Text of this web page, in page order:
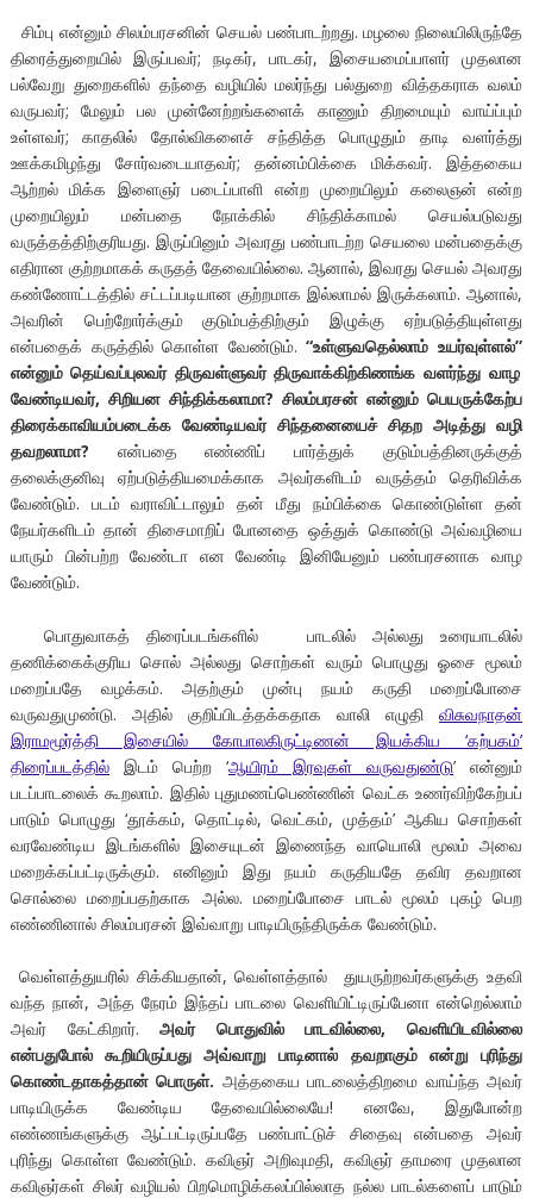
சிம்பு என்னும் சிலம்பரசனின் செயல் பண்பாடற்றது. மழலை நிலையிலிருந்தே
திரைத்துறையில் இருப்பவர்; நடிகர், பாடகர், இசையமைப்பாளர் முதலான
பல்வேறு துறைகளில் தந்தை வழியில் மலர்ந்து பல்துறை வித்தகராக வலம்
வருபவர்; மேலும் பல முன்னேற்றங்களைக் காணும் திறமையும் வாய்ப்பும்
உள்ளவர்; காதலில் தோல்விகளைச் சந்தித்த பொழுதும் தாடி வளர்த்து
ஊக்கமிழந்து சோர்வடையாதவர்; தன்னம்பிக்கை மிக்கவர். இத்தகைய
ஆற்றல் மிக்க இளைஞர் படைப்பாளி என்ற முறையிலும் கலைஞன் என்ற
முறையிலும் மன்பதை நோக்கில் சிந்திக்காமல் செயல்படுவது
வருத்தத்திற்குரியது. இருப்பினும் அவரது பண்பாடற்ற செயலை மன்பதைக்கு
எதிரான குற்றமாகக் கருதத் தேவையில்லை. ஆனால், இவரது செயல் அவரது
கண்ணோட்டத்தில் சட்டப்படியான குற்றமாக இல்லாமல் இருக்கலாம். ஆனால்,
அவரின் பெற்றோர்க்கும் குடும்பத்திற்கும் இழுக்கு ஏற்படுத்தியுள்ளது
என்பதைக் கருத்தில் கொள்ள வேண்டும்.“உள்ளுவதெல்லாம் உயர்வுள்ளல்”
என்னும் தெய்வப்புலவர் திருவள்ளுவர் திருவாக்கிற்கிணங்க வளர்ந்து வாழ
வேண்டியவர், சிறியன சிந்திக்கலாமா? சிலம்பரசன் என்னும் பெயருக்கேற்ப
திரைக்காவியம்படைக்க வேண்டியவர் சிந்தனையைச் சிதற அடித்து வழி
தவறலாமா? என்பதை எண்ணிப் பார்த்துக் குடும்பத்தினருக்குத்
தலைக்குனிவு ஏற்படுத்தியமைக்காக அவர்களிடம் வருத்தம் தெரிவிக்க
வேண்டும். படம் வராவிட்டாலும் தன் மீது நம்பிக்கை கொண்டுள்ள தன்
நேயர்களிடம் தான் திசைமாறிப் போனதை ஒத்துக் கொண்டு அவ்வழியை
யாரும் பின்பற்ற வேண்டா என வேண்டி இனியேனும் பண்பரசனாக வாழ
வேண்டும்.
பொதுவாகத் திரைப்படங்களில் பாடலில் அல்லது உரையாடலில்
தணிக்கைக்குரிய சொல் அல்லது சொற்கள் வரும் பொழுது ஓசை மூலம்
மறைப்பதே வழக்கம். அதற்கும் முன்பு நயம் கருதி மறைப்போசை
வருவதுமுண்டு. அதில் குறிப்பிடத்தக்கதாக வாலி எழுதிவிசுவநாதன்
இராமமூர்த்தி இசையில் கோபாலகிருட்டிணன் இயக்கிய ‘கற்பகம்’
திரைப்படத்தில்இடம் பெற்ற ‘ஆயிரம் இரவுகள் வருவதுண்டு’ என்னும்
படப்பாடலைக் கூறலாம். இதில் புதுமணப்பெண்ணின் வெட்க உணர்விற்கேற்பப்
பாடும் பொழுது ‘தூக்கம், தொட்டில், வெட்கம், முத்தம்’ ஆகிய சொற்கள்
வரவேண்டிய இடங்களில் இசையுடன் இணைந்த வாயொலி மூலம் அவை
மறைக்கப்பட்டிருக்கும். எனினும் இது நயம் கருதியதே தவிர தவறான
சொல்லை மறைப்பதற்காக அல்ல. மறைப்போசை பாடல் மூலம் புகழ் பெற
எண்ணினால் சிலம்பரசன் இவ்வாறு பாடியிருந்திருக்க வேண்டும்.
வெள்ளத்துயரில் சிக்கியதான், வெள்ளத்தால் துயருற்றவர்களுக்கு உதவி
வந்த நான், அந்த நேரம் இந்தப் பாடலை வெளியிட்டிருப்பேனா என்றெல்லாம்
அவர் கேட்கிறார். அவர் பொதுவில் பாடவில்லை,வெளியிடவில்லை
என்பதுபோல் கூறியிருப்பது அவ்வாறு பாடினால் தவறாகும் என்று புரிந்து
கொண்டதாகத்தான் பொருள். அத்தகைய பாடலைத்திறமை வாய்ந்த அவர்
பாடியிருக்க வேண்டிய தேவையில்லையே! எனவே, இதுபோன்ற
எண்ணங்களுக்கு ஆட்பட்டிருப்பதே பண்பாட்டுச் சிதைவு என்பதை அவர்
புரிந்து கொள்ள வேண்டும். கவிஞர் அறிவுமதி, கவிஞர் தாமரை முதலான
கவிஞர்கள் சிலர் வழியல் பிறமொழிக்கலப்பில்லாத நல்ல பாடல்களைப் பாடும்